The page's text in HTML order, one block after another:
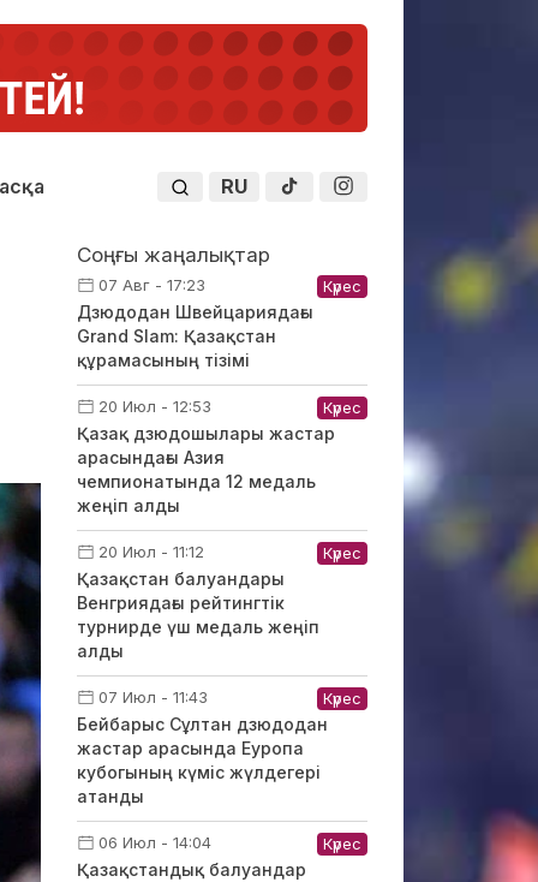
RU
Соңғы жаңалықтар
07 Авг - 17:23 Күрес
Дзюдодан Швейцариядағы
Grand Slam: Қазақстан
құрамасының тізімі
20 Июл - 12:53 Күрес
Қазақ дзюдошылары жастар
арасындағы Азия
чемпионатында 12 медаль
жеңіп алды
20 Июл - 11:12 Күрес
Қазақстан балуандары
Венгриядағы рейтингтік
турнирде үш медаль жеңіп
алды
07 Июл - 11:43 Күрес
Бейбарыс Сұлтан дзюдодан
жастар арасында Еуропа
кубогының күміс жүлдегері
атанды
06 Июл - 14:04 Күрес
Қазақстандық балуандар